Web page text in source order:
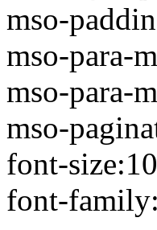
mso-
mso-para-
mso-para-
mso-
font-
font-